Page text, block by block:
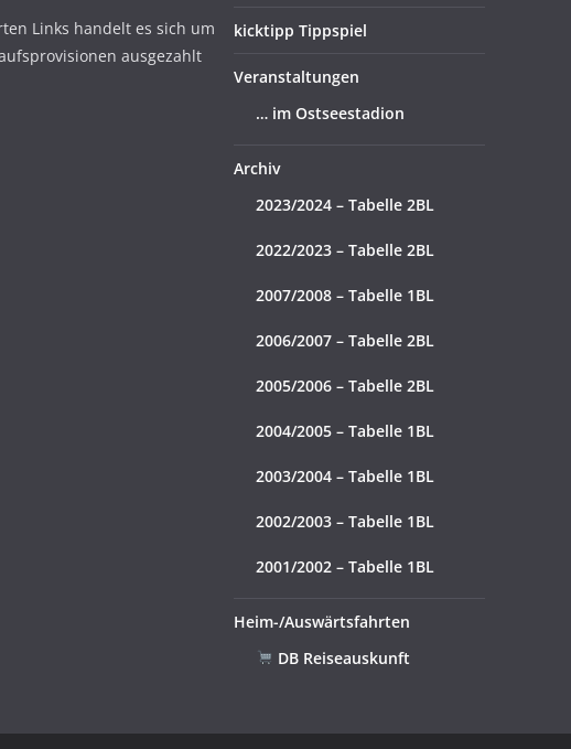
Links handelt es sich um
ausgezahlt
kicktipp Tippspiel
Veranstaltungen
… im Ostseestadion
Archiv
2023/2024 – Tabelle 2BL
2022/2023 – Tabelle 2BL
2007/2008 – Tabelle 1BL
2006/2007 – Tabelle 2BL
2005/2006 – Tabelle 2BL
2004/2005 – Tabelle 1BL
2003/2004 – Tabelle 1BL
2002/2003 – Tabelle 1BL
2001/2002 – Tabelle 1BL
Heim-/Auswärtsfahrten
DB Reiseauskunft